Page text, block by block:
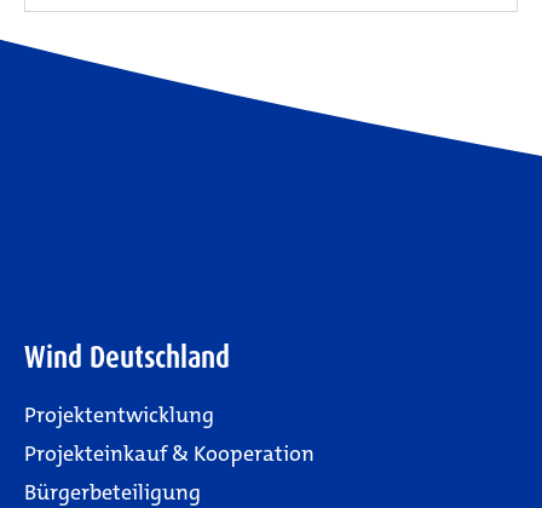
Wind Deutschland
Projektentwicklung
Projekteinkauf & Kooperation
Bürgerbeteiligung